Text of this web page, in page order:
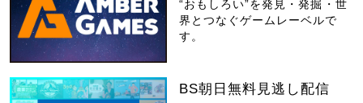
“おもしろい”を発見・発掘・世
界とつなぐゲームレーベルで
す。
BS朝日無料見逃し配信